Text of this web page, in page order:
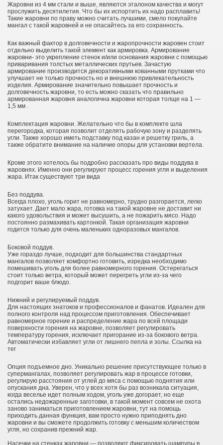
Жаровни из 4 мм стали и выше, являются эталоном качества и могут
прослужить десятилетия. Что бы их испортить их надо расплавить!
Такие жаровни по праву можно считать лучшими, смело покупайте
мангал с такой жаровней и не опасайтесь за его сохранность.
Как важный фактор в долговечности и жаропрочности жаровен стоит
отдельно выделить такой элемент как армировка. Армирование
жаровни- это укрепление стенок и/или основания жаровни с помощью
приваривания толстых металлических прутьев. Зачастую
армирование производится декоративными кованными прутками что
улучшает не только прочность но и внешнюю привлекательность
изделия. Армирование значительно повышает прочность и
долговечность жаровни, то есть можно сказать что правильно
армированная жаровня аналогична жаровни которая толще на 1 —
1,5 мм .
Комплектация жаровни. Желательно что бы в комплекте шла
перегородка, которая позволит отделять рабочую зону и разделять
угли. Также хорошо иметь подставку под казан и решетку гриль, а
также обратите внимание на наличие опоры для установки вертела.
Кроме этого хотелось бы подробно рассказать про виды поддува в
жаровнях. Именно они регулируют процесс горения угля и выделения
жара. Итак существуют три вида
Без поддува.
Всегда плохо, уголь горит не равномерно, трудно разгорается, легко
затухает. Дает мало жара, готовка на такой жаровне не доставит ни
какого удовольствия и может высушить, а не пожарить мясо. Надо
постоянно размахивать картонкой. Такая организация жаровни
годится только для очень маленьких одноразовых мангалов.
Боковой поддув.
Уже гораздо лучше, подходит для большинства стандартных
мангалов позволяет комфортно готовить, изредка необходимо
помешивать уголь для более равномерного горения. Остерегаться
стоит только ветра, который может перегреть угли из-за чего
подгорит ваше блюдо.
Нижний и регулируемый поддув.
Для настоящих знатоков и профессионалов и фанатов. Идеален для
полного контроля над процессом приготовления. Обеспечивает
равномерное горение и распределение жара по всей площади
поверхности горения на жаровне, позволяет регулировать
температуру горения, исключает пригорание из-за бокового ветра.
Автоматически избавляет угли от лишнего пепла и золы. Ссылка на
тег
Опция подъемное дно. Уникально решение присутствующее только в
супермангалах, позволяет регулировать жар в процессе готовки,
регулирую расстояния от углей до мяса с помощью поднятия или
опускания дна. Уверен, что у всех хотя бы раз возникала ситуация,
когда веселье идет полным ходом, уголь уже догорает, но еще
остались недожаренные заготовки, в такой момент совсем не охота
заново заниматься приготовлением жаровни, тут на помощь
приходить данная функция, вам просто нужно приподнять дно
жаровни и вы сможете продолжить готовку с меньшим количеством
угля, но сохранив прежний жар.
Насечки на стенках жаровни — позволяют фиксировать шампуры в